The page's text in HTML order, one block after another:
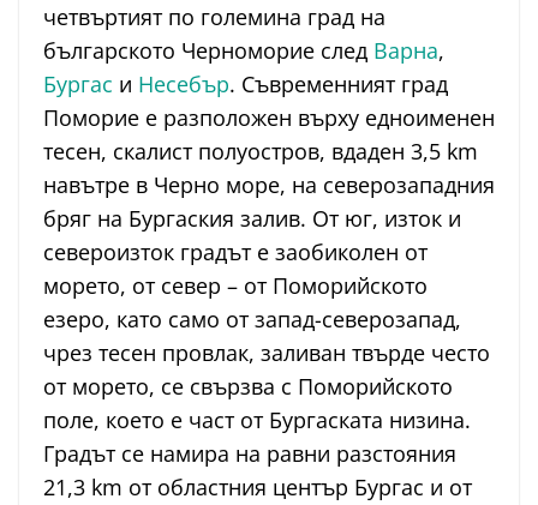
четвъртият по големина град на
българското Черноморие след Варна,
Бургас и Несебър. Съвременният град
Поморие е разположен върху едноименен
тесен, скалист полуостров, вдаден 3,5 km
навътре в Черно море, на северозападния
бряг на Бургаския залив. От юг, изток и
североизток градът е заобиколен от
морето, от север – от Поморийското
езеро, като само от запад-северозапад,
чрез тесен провлак, заливан твърде често
от морето, се свързва с Поморийското
поле, което е част от Бургаската низина.
Градът се намира на равни разстояния
21,3 km от областния център Бургас и от